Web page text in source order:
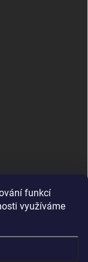
funkcí
využíváme